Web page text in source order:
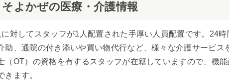
よかぜの医療・介護情報
対してスタッフが1人配置された手厚い人員配置です。24時
助、通院の付き添いや買い物代行など、様々な介護サービス
OT）の資格を有するスタッフが在籍していますので、機
ます。